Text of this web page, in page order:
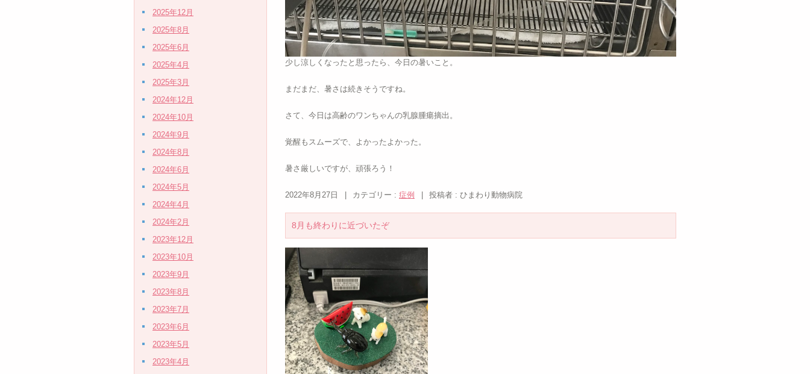
少し涼しくなったと思ったら、今日の暑いこと。
まだまだ、暑さは続きそうですね。
さて、今日は高齢のワンちゃんの乳腺腫瘍摘出。
覚醒もスムーズで、よかったよかった。
暑さ厳しいですが、頑張ろう！
2022年8月27日 カテゴリー : 症例 投稿者 : ひまわり動物病院
8月も終わりに近づいたぞ
2025年12月
2025年8月
2025年6月
2025年4月
2025年3月
2024年12月
2024年10月
2024年9月
2024年8月
2024年6月
2024年5月
2024年4月
2024年2月
2023年12月
2023年10月
2023年9月
2023年8月
2023年7月
2023年6月
2023年5月
2023年4月